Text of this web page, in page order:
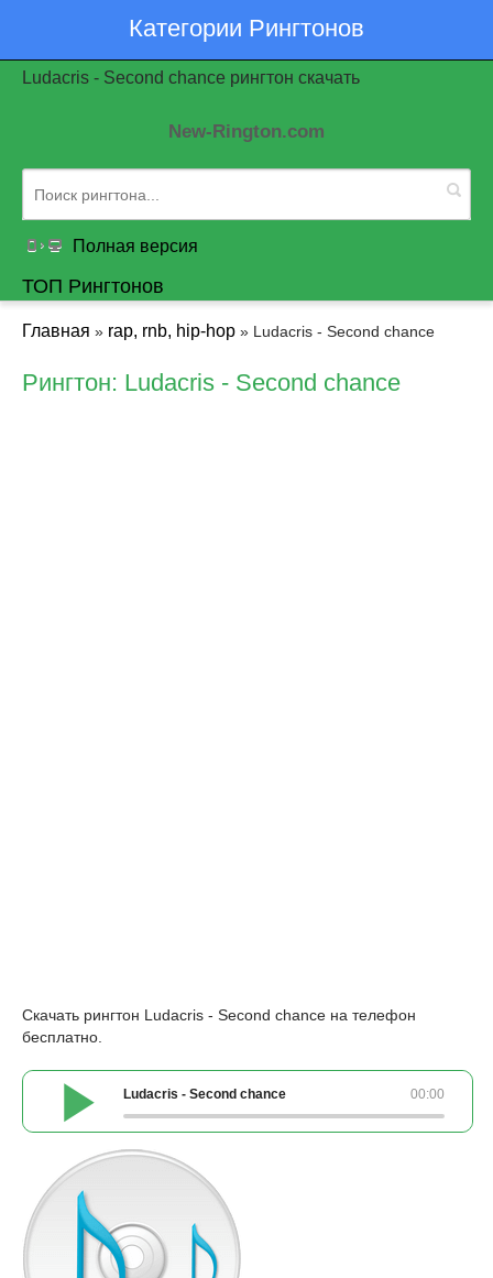
Категории Рингтонов
Ludacris - Second chance рингтон скачать
New-Rington.com
Полная версия
ТОП Рингтонов
Главная » rap, rnb, hip-hop » Ludacris - Second chance
Рингтон: Ludacris - Second chance
Скачать рингтон Ludacris - Second chance на телефон
бесплатно.
00:00
Ludacris - Second chance